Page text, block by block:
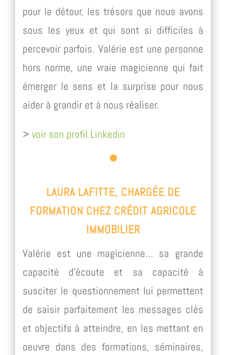
pour le détour, les trésors que nous avons
sous les yeux et qui sont si difficiles à
percevoir parfois. Valérie est une personne
hors norme, une vraie magicienne qui fait
émerger le sens et la surprise pour nous
aider à grandir et à nous réaliser.
> voir son profil Linkedin
LAURA LAFITTE, CHARGÉE DE
FORMATION CHEZ CRÉDIT AGRICOLE
IMMOBILIER
Valérie est une magicienne… sa grande
capacité d’écoute et sa capacité à
susciter le questionnement lui permettent
de saisir parfaitement les messages clés
et objectifs à atteindre, en les mettant en
oeuvre dans des formations, séminaires,